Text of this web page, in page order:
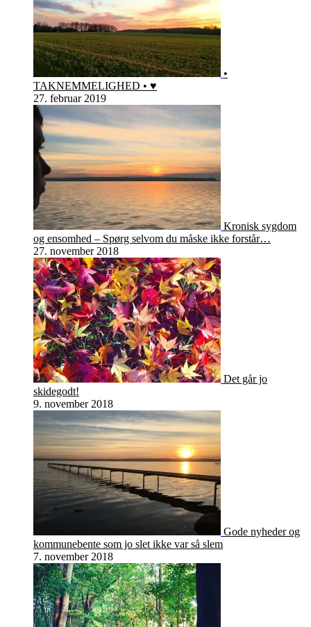
•
TAKNEMMELIGHED • ♥️
27. februar 2019
Kronisk sygdom
og ensomhed – Spørg selvom du måske ikke forstår…
27. november 2018
Det går jo
skidegodt!
9. november 2018
Gode nyheder og
kommunebente som jo slet ikke var så slem
7. november 2018